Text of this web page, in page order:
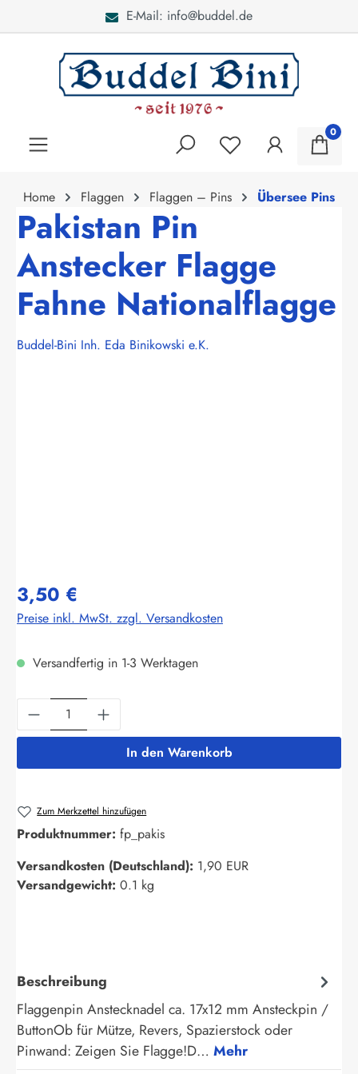
E-Mail: info@buddel.de
0
Home Flaggen Flaggen – Pins Übersee Pins
Pakistan Pin
Anstecker Flagge
Fahne Nationalflagge
Buddel-Bini Inh. Eda Binikowski e.K.
3,50 €
Preise inkl. MwSt. zzgl. Versandkosten
Versandfertig in 1-3 Werktagen
Produkt Anzahl: Gib den gewünschten
In den Warenkorb
Zum Merkzettel hinzufügen
Produktnummer: fp_pakis
Versandkosten (Deutschland): 1,90 EUR
Versandgewicht: 0.1 kg
Beschreibung
Flaggenpin Anstecknadel ca. 17x12 mm Ansteckpin /
ButtonOb für Mütze, Revers, Spazierstock oder
Pinwand: Zeigen Sie Flagge!D… Mehr